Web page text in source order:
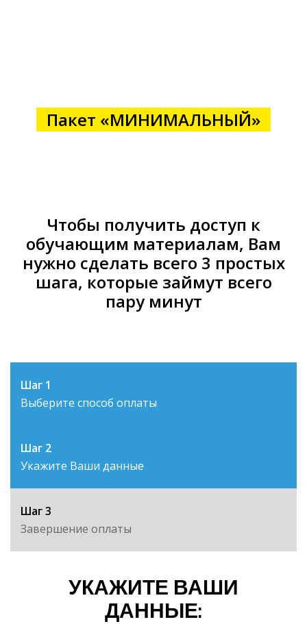
Пакет «МИНИМАЛЬНЫЙ»
Чтобы получить доступ к
обучающим материалам, Вам
нужно сделать всего 3 простых
шага, которые займут всего
пару минут
Шаг 1
Выберите способ оплаты
Шаг 2
Укажите Ваши данные
Шаг 3
Завершение оплаты
УКАЖИТЕ ВАШИ
ДАННЫЕ: